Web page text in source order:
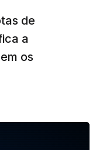
de
a
os